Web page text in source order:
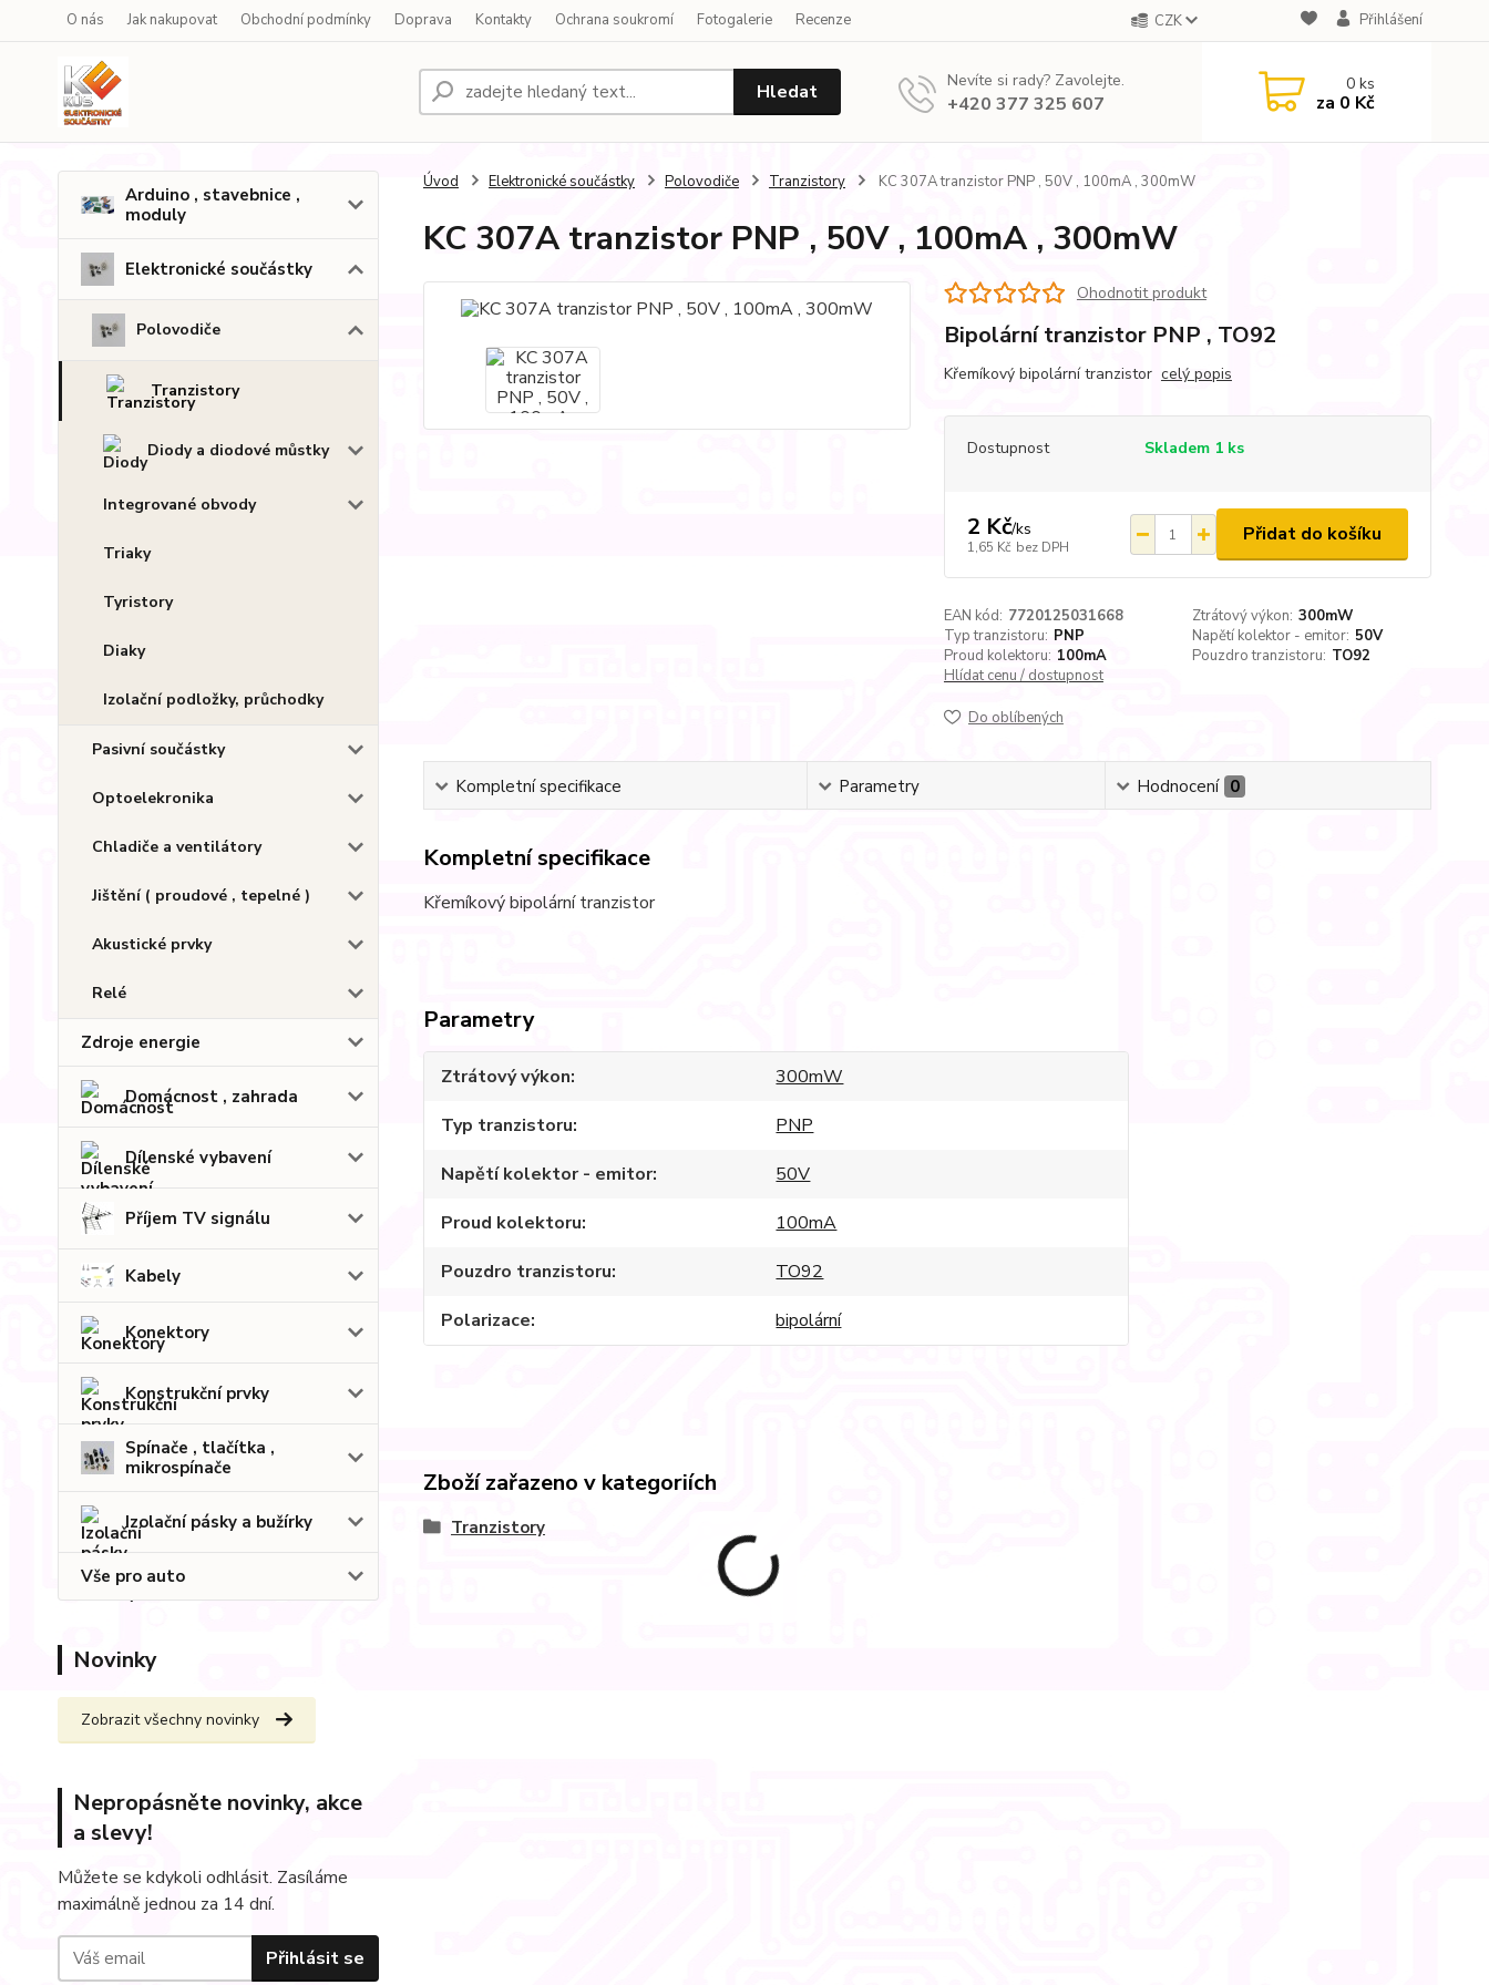
O nás Jak nakupovat Obchodní podmínky Doprava Kontakty Ochrana soukromí Fotogalerie Recenze CZK Přihlášení
Hledat Nevíte si rady? Zavolejte.
+420 377 325 607
0ks
za 0 Kč
Arduino , stavebnice ,
moduly
Elektronické součástky
Polovodiče
Tranzistory
Diody a diodové můstky
Integrované obvody
Triaky
Tyristory
Diaky
Izolační podložky, průchodky
Pasivní součástky
Optoelekronika
Chladiče a ventilátory
Jištění ( proudové , tepelné )
Akustické prvky
Relé
Zdroje energie
Domácnost , zahrada
Dílenské vybavení
Příjem TV signálu
Kabely
Konektory
Konstrukční prvky
Spínače , tlačítka ,
mikrospínače
Izolační pásky a bužírky
Vše pro auto
Novinky
Zobrazit všechny novinky
Nepropásněte novinky, akce
a slevy!
Můžete se kdykoli odhlásit. Zasíláme
maximálně jednou za 14 dní.
Přihlásit se
Úvod Elektronické součástky Polovodiče Tranzistory KC 307A tranzistor PNP , 50V , 100mA , 300mW
KC 307A tranzistor PNP , 50V , 100mA , 300mW
Ohodnotit produkt
Bipolární tranzistor PNP , TO92
Křemíkový bipolární tranzistor celý popis
Dostupnost Skladem 1 ks
2 Kč/ks
1,65 Kč bez DPH
Přidat do košíku
EAN kód: 7720125031668 Ztrátový výkon: 300mW
Typ tranzistoru: PNP Napětí kolektor - emitor: 50V
Proud kolektoru: 100mA Pouzdro tranzistoru: TO92
Hlídat cenu / dostupnost
Do oblíbených
Kompletní specifikace Parametry Hodnocení 0
Kompletní specifikace
Křemíkový bipolární tranzistor
Parametry
Ztrátový výkon
300mW
Typ tranzistoru
PNP
Napětí kolektor - emitor
50V
Proud kolektoru
100mA
Pouzdro tranzistoru
TO92
Polarizace
bipolární
Zboží zařazeno v kategoriích
Tranzistory